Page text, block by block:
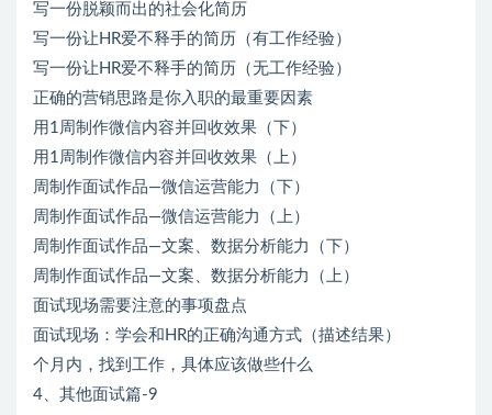
写一份脱颖而出的社会化简历
写一份让HR爱不释手的简历（有工作经验）
写一份让HR爱不释手的简历（无工作经验）
正确的营销思路是你入职的最重要因素
用1周制作微信内容并回收效果（下）
用1周制作微信内容并回收效果（上）
周制作面试作品—微信运营能力（下）
周制作面试作品—微信运营能力（上）
周制作面试作品—文案、数据分析能力（下）
周制作面试作品—文案、数据分析能力（上）
面试现场需要注意的事项盘点
面试现场：学会和HR的正确沟通方式（描述结果）
个月内，找到工作，具体应该做些什么
4、其他面试篇-9